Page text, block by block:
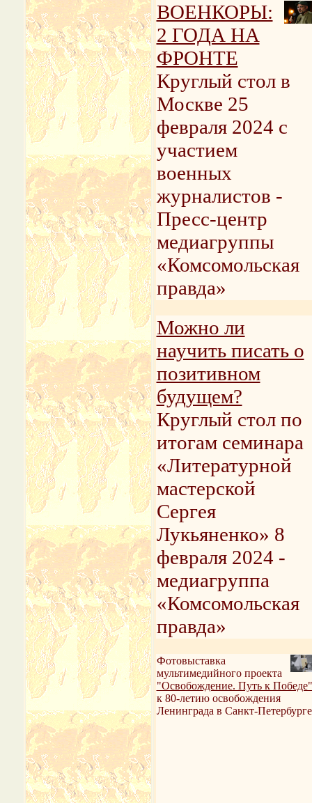
ВОЕНКОРЫ:
2 ГОДА НА
ФРОНТЕ
Круглый стол в
Москве 25
февраля 2024 с
участием
военных
журналистов -
Пресс-центр
медиагруппы
«Комсомольская
правда»
Можно ли
научить писать о
позитивном
будущем?
Круглый стол по
итогам семинара
«Литературной
мастерской
Сергея
Лукьяненко» 8
февраля 2024 -
медиагруппа
«Комсомольская
правда»
Фотовыставка
мультимедийного проекта
"Освобождение. Путь к Победе"
к 80-летию освобождения
Ленинграда в Санкт-Петербурге